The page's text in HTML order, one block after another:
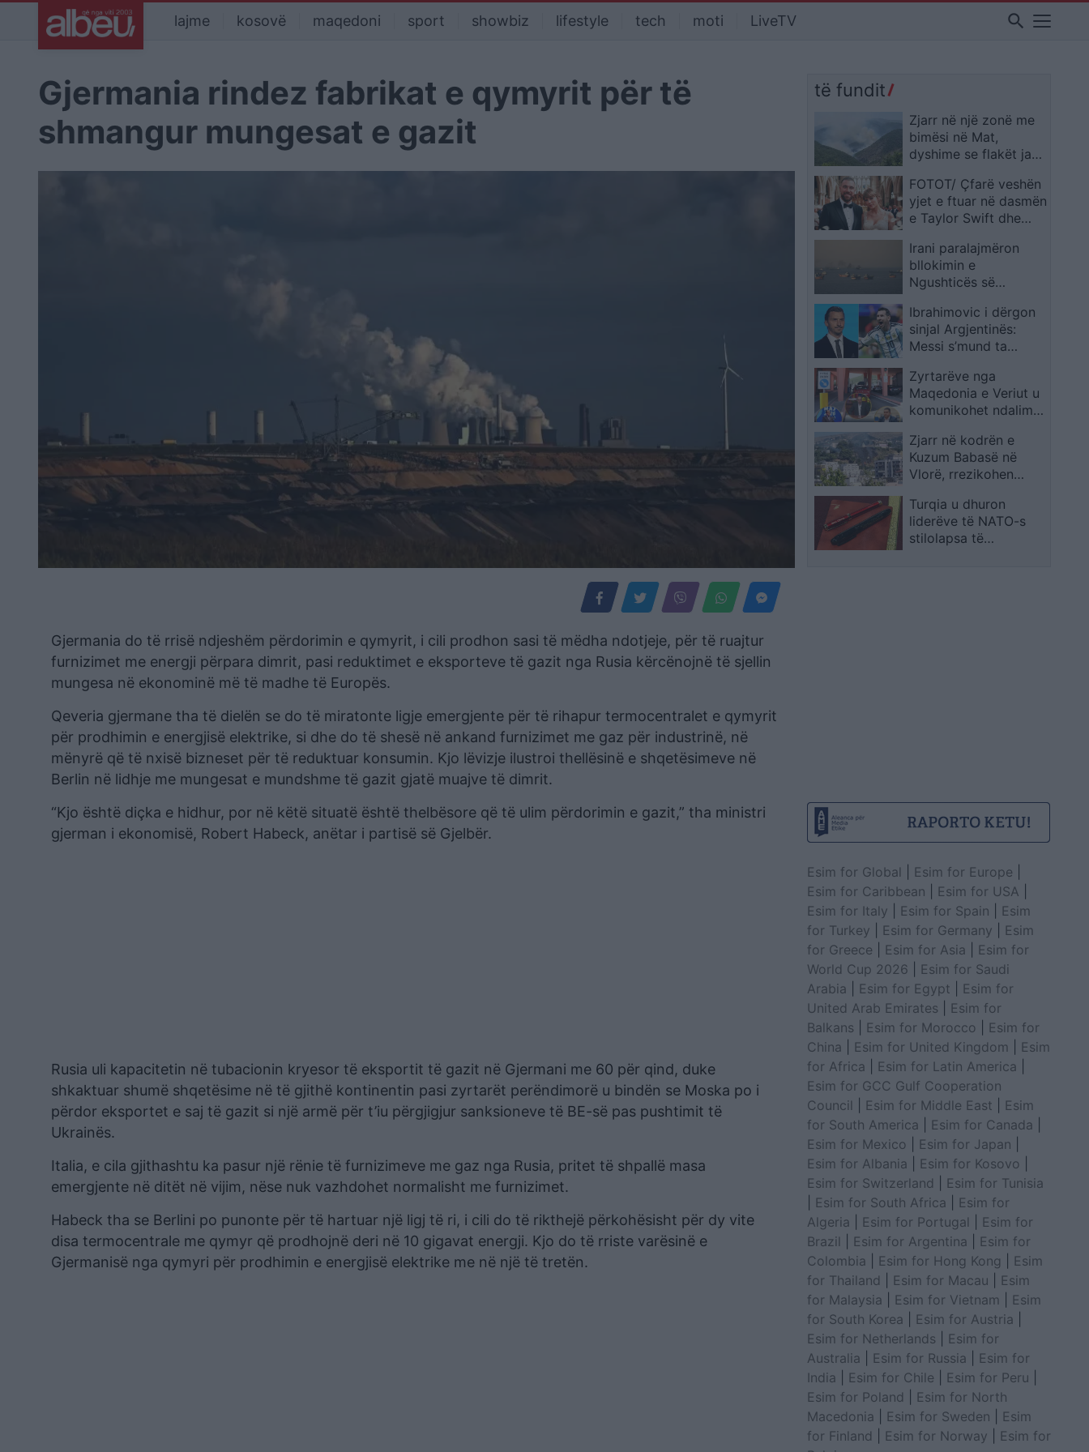
lajme kosovë maqedoni sport showbiz lifestyle tech moti LiveTV search
Gjermania rindez fabrikat e qymyrit për të
shmangur mungesat e gazit
Gjermania do të rrisë ndjeshëm përdorimin e qymyrit, i cili prodhon sasi të mëdha ndotjeje, për të ruajtur
furnizimet me energji përpara dimrit, pasi reduktimet e eksporteve të gazit nga Rusia kërcënojnë të sjellin
mungesa në ekonominë më të madhe të Europës.
Qeveria gjermane tha të dielën se do të miratonte ligje emergjente për të rihapur termocentralet e qymyrit
për prodhimin e energjisë elektrike, si dhe do të shesë në ankand furnizimet me gaz për industrinë, në
mënyrë që të nxisë bizneset për të reduktuar konsumin. Kjo lëvizje ilustroi thellësinë e shqetësimeve në
Berlin në lidhje me mungesat e mundshme të gazit gjatë muajve të dimrit.
“Kjo është diҫka e hidhur, por në këtë situatë është thelbësore që të ulim përdorimin e gazit,” tha ministri
gjerman i ekonomisë, Robert Habeck, anëtar i partisë së Gjelbër.
Rusia uli kapacitetin në tubacionin kryesor të eksportit të gazit në Gjermani me 60 për qind, duke
shkaktuar shumë shqetësime në të gjithë kontinentin pasi zyrtarët perëndimorë u bindën se Moska po i
përdor eksportet e saj të gazit si një armë për t’iu përgjigjur sanksioneve të BE-së pas pushtimit të
Ukrainës.
Italia, e cila gjithashtu ka pasur një rënie të furnizimeve me gaz nga Rusia, pritet të shpallë masa
emergjente në ditët në vijim, nëse nuk vazhdohet normalisht me furnizimet.
Habeck tha se Berlini po punonte për të hartuar një ligj të ri, i cili do të rikthejë përkohësisht për dy vite
disa termocentrale me qymyr që prodhojnë deri në 10 gigavat energji. Kjo do të rriste varësinë e
Gjermanisë nga qymyri për prodhimin e energjisë elektrike me në një të tretën.
të fundit
Zjarr në një zonë me
bimësi në Mat,
dyshime se flakët janë
FOTOT/ Çfarë veshën
yjet e ftuar në dasmën
e Taylor Swift dhe
Irani paralajmëron
bllokimin e
Ngushticës së
të reja amerikane,
nafta ngjitet sërish
Ibrahimovic i dërgon
sinjal Argjentinës:
Messi s’mund ta
skuadrën
Zyrtarëve nga
Maqedonia e Veriut u
komunikohet ndalim
Zjarr në kodrën e
Kuzum Babasë në
Vlorë, rrezikohen
Turqia u dhuron
liderëve të NATO-s
stilolapsa të
Esim for Global Esim for Europe
Esim for Caribbean
Esim for USA
Esim for Italy
Esim for Spain
Esim
for Turkey
Esim for Germany
Esim
for Greece
Esim for Asia
Esim for
World Cup 2026
Esim for Saudi
Arabia
Esim for Egypt
Esim for
United Arab Emirates
Esim for
Balkans
Esim for Morocco
Esim for
China
Esim for United Kingdom
Esim
for Africa
Esim for Latin America
Esim for GCC Gulf Cooperation
Council
Esim for Middle East
Esim
for South America
Esim for Canada
Esim for Mexico
Esim for Japan
Esim for Albania
Esim for Kosovo
Esim for Switzerland
Esim for Tunisia
Esim for South Africa
Esim for
Algeria
Esim for Portugal
Esim for
Brazil
Esim for Argentina
Esim for
Colombia
Esim for Hong Kong
Esim
for Thailand
Esim for Macau
Esim
for Malaysia
Esim for Vietnam
Esim
for South Korea
Esim for Austria
Esim for Netherlands
Esim for
Australia
Esim for Russia
Esim for
India
Esim for Chile Esim for Peru
Esim for Poland
Esim for North
Macedonia
Esim for Sweden
Esim
for Finland
Esim for Norway
Esim for